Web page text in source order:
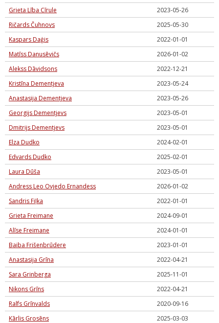
Grieta Lība Cīrule
2023-05-26
Ričards Čuhnovs
2025-05-30
Kaspars Daģis
2022-01-01
Matīss Danusēvičs
2026-01-02
Alekss Dāvidsons
2022-12-21
Kristīna Dementjeva
2023-05-24
Anastasija Dementjeva
2023-05-26
Georgijs Dementjevs
2023-05-01
Dmitrijs Dementjevs
2023-05-01
Elza Dudko
2024-02-01
Edvards Dudko
2025-02-01
Laura Dūša
2023-05-01
Andress Leo Ovjedo Ernandess
2026-01-02
Sandris Fiļka
2022-01-01
Grieta Freimane
2024-09-01
Alīse Freimane
2024-01-01
Baiba Frišenbrūdere
2023-01-01
Anastasija Grīna
2022-04-21
Sara Grinberga
2025-11-01
Nikons Grīns
2022-04-21
Ralfs Grīnvalds
2020-09-16
Kārlis Grosēns
2025-03-03